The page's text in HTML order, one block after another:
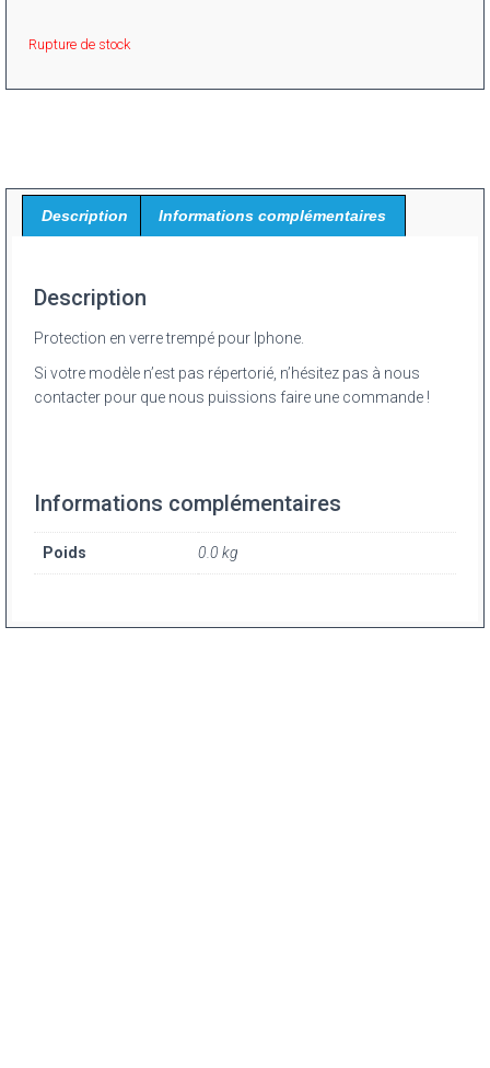
Rupture de stock
Description Informations complémentaires
Description
Protection en verre trempé pour Iphone.
Si votre modèle n’est pas répertorié, n’hésitez pas à nous
contacter pour que nous puissions faire une commande !
Informations complémentaires
Poids 0.0 kg